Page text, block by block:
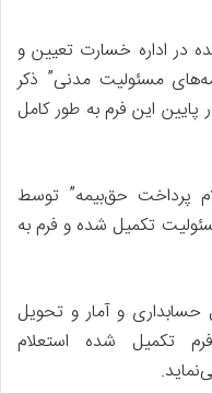
در اداره خسارت تعیین و
مسئولیت مدنی” ذکر
این فرم به طور کامل
پرداخت حق‌بیمه” توسط
تکمیل شده و فرم به
حسابداری و آمار و تحویل
تکمیل شده استعلام